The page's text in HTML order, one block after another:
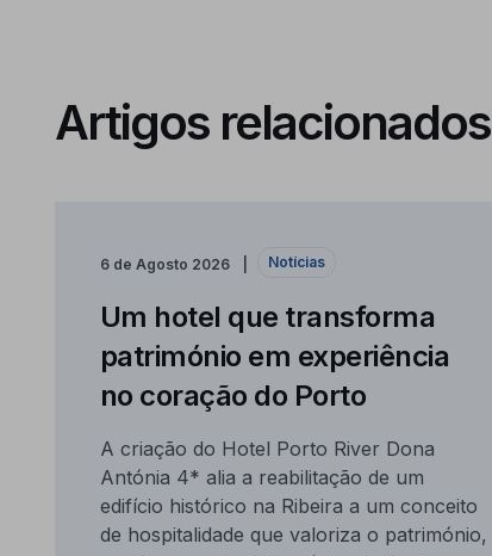
Artigos relacionados
6 de Agosto 2026 Notícias
Um hotel que transforma
património em experiência
no coração do Porto
A criação do Hotel Porto River Dona
Antónia 4* alia a reabilitação de um
edifício histórico na Ribeira a um conceito
de hospitalidade que valoriza o património,